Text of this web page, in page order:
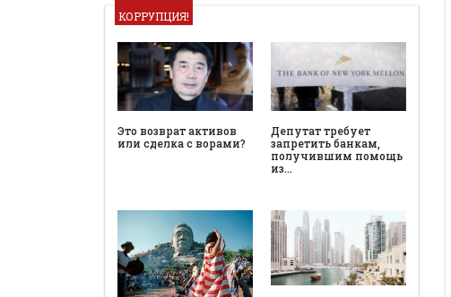
КОРРУПЦИЯ!
Это возврат активов
или сделка с ворами?
Депутат требует
запретить банкам,
получившим помощь
из…